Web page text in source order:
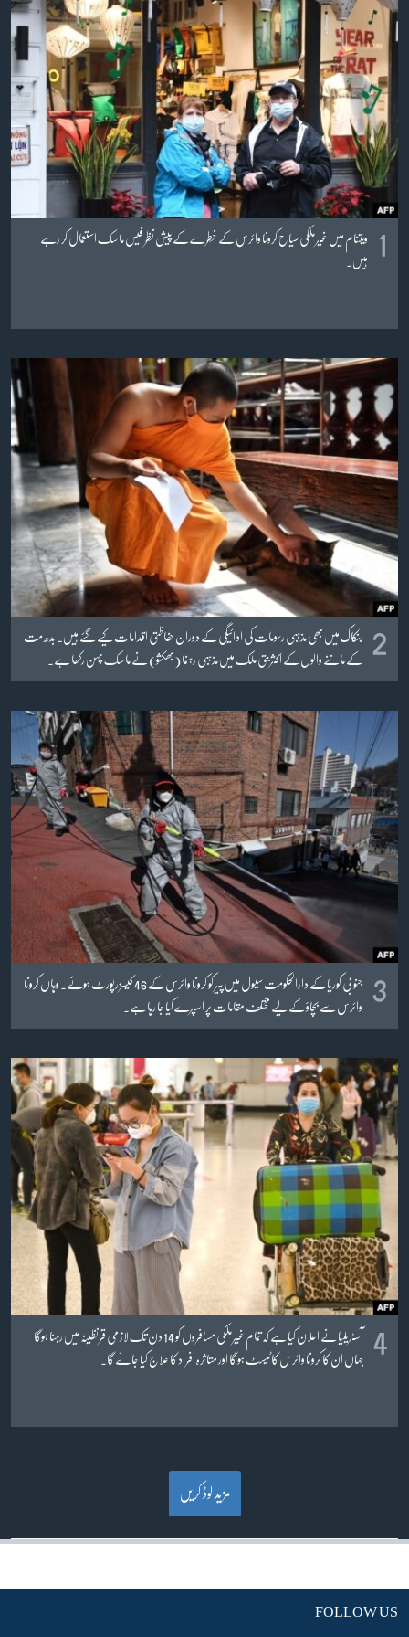
آرٹ
آزادیٔ صحافت
سائنس و ٹیکنالوجی
صحت
دلچسپ و عجیب
ویڈیوز
آڈیو
اسپیشل کوریج
Learning English
زبان
1 ویتنام میں غیر ملکی سیاح کرونا وائرس کے خطرے کے پیش نظر فیس ماسک استعمال کر رہے
ہیں۔
2 بنکاک میں بھی مذہبی رسومات کی ادائیگی کے دوران حفاظتی اقدامات کیے گئے ہیں۔ بدھ مت
کے ماننے والوں کے اکثریتی ملک میں مذہبی رہنما (بھکشو) نے ماسک پہن رکھا ہے۔
3 جنوبی کوریا کے دارالحکومت سیول میں پیر کو کرونا وائرس کے 46 کیسز رپورٹ ہوئے۔ وہاں کرونا
وائرس سے بچاؤ کے لیے مختلف مقامات پر اسپرے کیا جا رہا ہے۔
4 آسٹریلیا نے اعلان کیا ہے کہ تمام غیر ملکی مسافروں کو 14 دن تک لازمی قرنظینہ میں رہنا ہوگا
جہاں ان کا کرونا وائرس کا ٹیسٹ ہو گا اور متاثرہ افراد کا علاج کیا جائے گا۔
مزید لوڈ کریں
FOLLOW US